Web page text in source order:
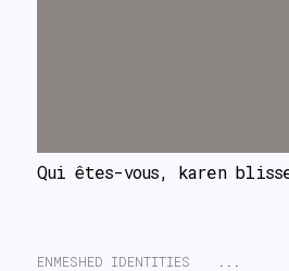
Qui êtes-vous, karen
ENMESHED IDENTITIES